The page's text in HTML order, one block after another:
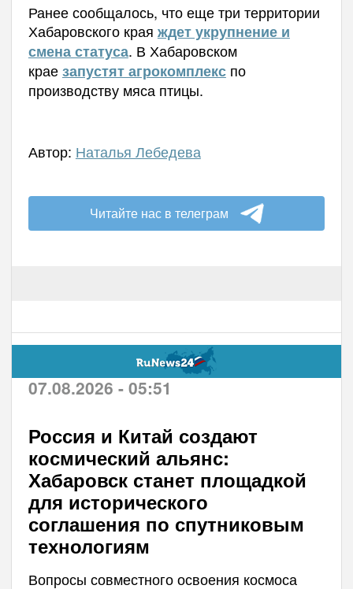
Ранее сообщалось, что еще три территории
Хабаровского края ждет укрупнение и
смена статуса. В Хабаровском
краезапустят агрокомплекспо
производству мяса птицы.
Автор: Наталья Лебедева
Читайте нас в телеграм
07.08.2026 - 05:51
Россия и Китай создают
космический альянс:
Хабаровск станет площадкой
для исторического
соглашения по спутниковым
технологиям
Вопросы совместного освоения космоса